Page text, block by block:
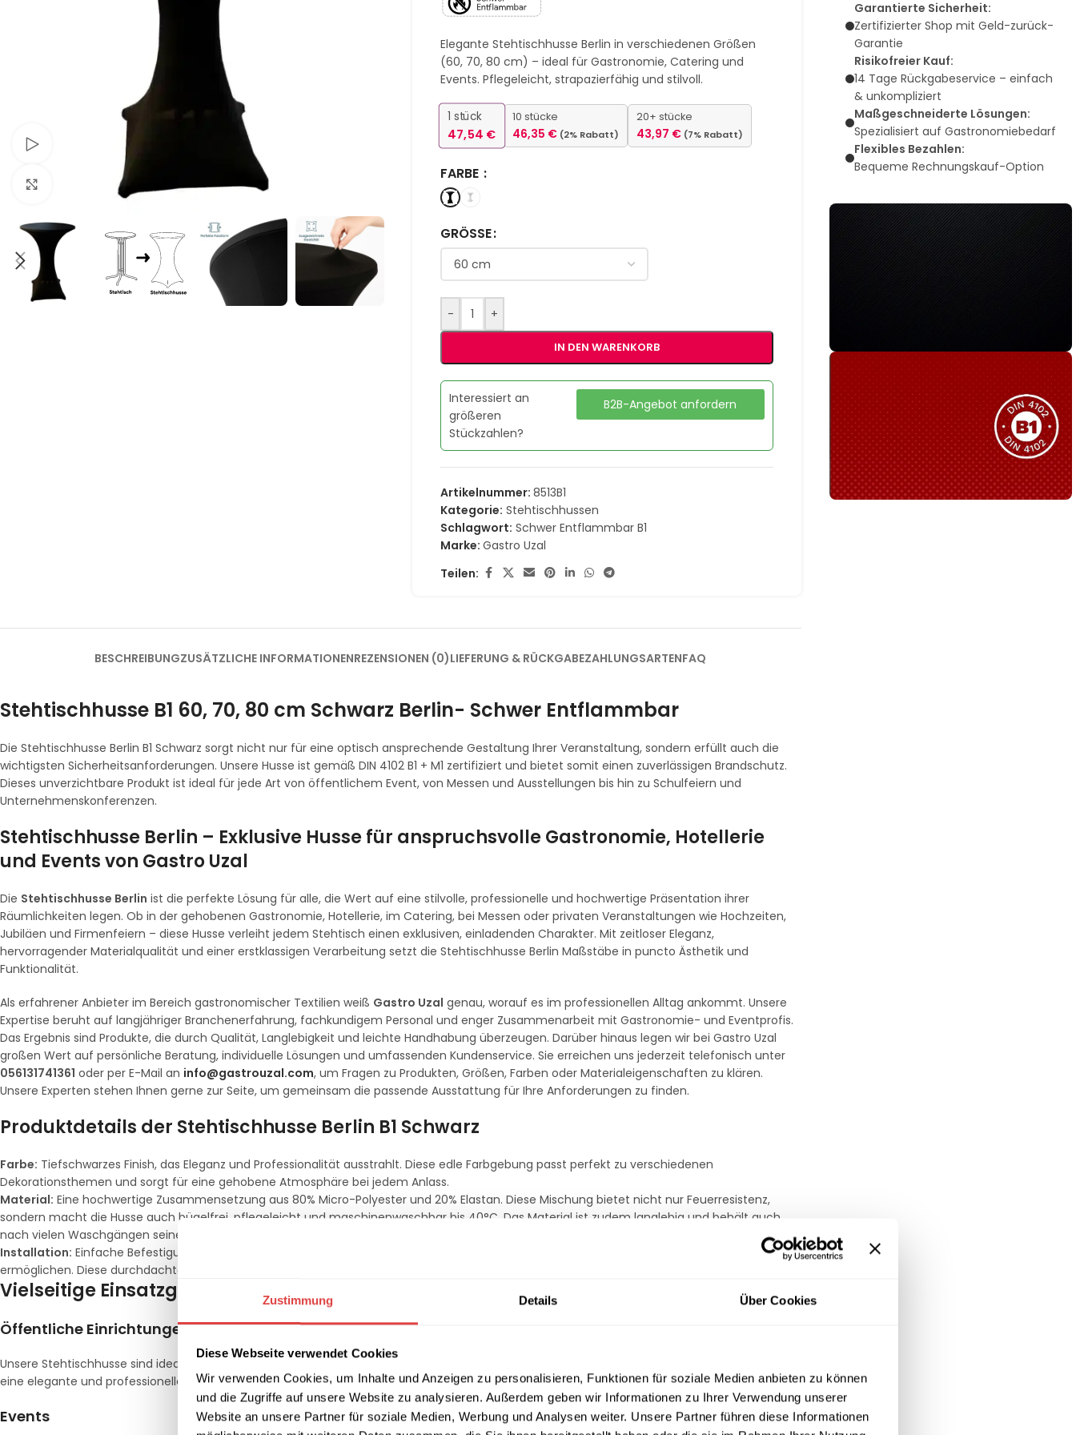
Zustimmung Details Über Cookies
Diese Webseite verwendet Cookies
Wir verwenden Cookies, um Inhalte und Anzeigen zu personalisieren, Funktionen für soziale Medien anbieten zu können
und die Zugriffe auf unsere Website zu analysieren. Außerdem geben wir Informationen zu Ihrer Verwendung unserer
Website an unsere Partner für soziale Medien, Werbung und Analysen weiter. Unsere Partner führen diese Informationen
Klick zum Vergrößern
Elegante Stehtischhusse Berlin in verschiedenen Größen
(60, 70, 80 cm) – ideal für Gastronomie, Catering und
Events. Pflegeleicht, strapazierfähig und stilvoll.
1 stück
47,54 €
10 stücke
46,35 € (2% Rabatt)
20+ stücke
43,97 € (7% Rabatt)
FARBE
GRÖSSE
- +
IN DEN WARENKORB
Interessiert an
größeren
Stückzahlen?
B2B-Angebot anfordern
Artikelnummer:8513B1
Kategorie: Stehtischhussen
Schlagwort: Schwer Entflammbar B1
Marke:Gastro Uzal
Teilen:
BESCHREIBUNGZUSÄTZLICHE INFORMATIONENREZENSIONEN (0)LIEFERUNG & RÜCKGABEZAHLUNGSARTENFAQ
Stehtischhusse B1 60, 70, 80 cm Schwarz Berlin- Schwer Entflammbar
Die Stehtischhusse Berlin B1 Schwarz sorgt nicht nur für eine optisch ansprechende Gestaltung Ihrer Veranstaltung, sondern erfüllt auch die
wichtigsten Sicherheitsanforderungen. Unsere Husse ist gemäß DIN 4102 B1 + M1 zertifiziert und bietet somit einen zuverlässigen Brandschutz.
Dieses unverzichtbare Produkt ist ideal für jede Art von öffentlichem Event, von Messen und Ausstellungen bis hin zu Schulfeiern und
Unternehmenskonferenzen.
Stehtischhusse Berlin – Exklusive Husse für anspruchsvolle Gastronomie, Hotellerie
und Events von Gastro Uzal
Die Stehtischhusse Berlin ist die perfekte Lösung für alle, die Wert auf eine stilvolle, professionelle und hochwertige Präsentation ihrer
Räumlichkeiten legen. Ob in der gehobenen Gastronomie, Hotellerie, im Catering, bei Messen oder privaten Veranstaltungen wie Hochzeiten,
Jubiläen und Firmenfeiern – diese Husse verleiht jedem Stehtisch einen exklusiven, einladenden Charakter. Mit zeitloser Eleganz,
hervorragender Materialqualität und einer erstklassigen Verarbeitung setzt die Stehtischhusse Berlin Maßstäbe in puncto Ästhetik und
Funktionalität.
Als erfahrener Anbieter im Bereich gastronomischer Textilien weiß Gastro Uzal genau, worauf es im professionellen Alltag ankommt. Unsere
Expertise beruht auf langjähriger Branchenerfahrung, fachkundigem Personal und enger Zusammenarbeit mit Gastronomie- und Eventprofis.
Das Ergebnis sind Produkte, die durch Qualität, Langlebigkeit und leichte Handhabung überzeugen. Darüber hinaus legen wir bei Gastro Uzal
großen Wert auf persönliche Beratung, individuelle Lösungen und umfassenden Kundenservice. Sie erreichen uns jederzeit telefonisch unter
056131741361 oder per E-Mail an info@gastrouzal.com, um Fragen zu Produkten, Größen, Farben oder Materialeigenschaften zu klären.
Unsere Experten stehen Ihnen gerne zur Seite, um gemeinsam die passende Ausstattung für Ihre Anforderungen zu finden.
Produktdetails der Stehtischhusse Berlin B1 Schwarz
Farbe: Tiefschwarzes Finish, das Eleganz und Professionalität ausstrahlt. Diese edle Farbgebung passt perfekt zu verschiedenen
Dekorationsthemen und sorgt für eine gehobene Atmosphäre bei jedem Anlass.
Material: Eine hochwertige Zusammensetzung aus 80% Micro-Polyester und 20% Elastan. Diese Mischung bietet nicht nur Feuerresistenz,
sondern macht die Husse auch bügelfrei, pflegeleicht und maschinenwaschbar bis 40°C. Das Material ist zudem langlebig und behält auch
nach vielen Waschgängen seine Form und Farbe.
Installation: Einfache Befestigung durch angenähte Fußtaschen an der Seite des Tischbeins, welche schnelles und sicheres Anbringen
ermöglichen. Diese durchdachte Konstruktion sorgt dafür, dass die Husse fest und faltenfrei sitzt.
Vielseitige Einsatzgebiete
Öffentliche Einrichtungen
Unsere Stehtischhusse sind ideal für Hotels, Restaurants, Catering-Services, Veranstaltungsorte, Schulen und öffentliche Gebäude. Sie bieten
eine elegante und professionelle Lösung, die den höchsten Sicherheitsstandards entspricht.
Events
Garantierte Sicherheit:
Zertifizierter Shop mit Geld-zurück-
Garantie
Risikofreier Kauf:
14 Tage Rückgabeservice – einfach
& unkompliziert
Maßgeschneiderte Lösungen:
Spezialisiert auf Gastronomiebedarf
Flexibles Bezahlen:
Bequeme Rechnungskauf-Option
Sie haben nicht das passende
Produkt gefunden?
Wir helfen Ihnen gerne weiter!